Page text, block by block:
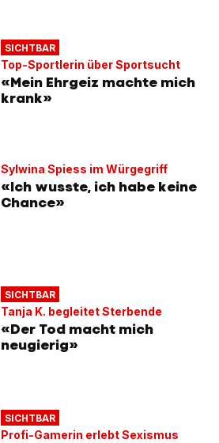
SICHTBAR
Top-Sportlerin über Sportsucht
«Mein Ehrgeiz machte mich
krank»
Sylwina Spiess im Würgegriff
«Ich wusste, ich habe keine
Chance»
SICHTBAR
Tanja K. begleitet Sterbende
«Der Tod macht mich
neugierig»
SICHTBAR
Profi-Gamerin erlebt Sexismus